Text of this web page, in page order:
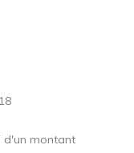
d'un montant